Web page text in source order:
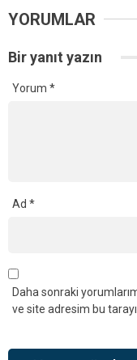
YORUMLAR
Bir yanıt yazın
Yorum *
Ad *
Daha sonraki
ve site adresim bu